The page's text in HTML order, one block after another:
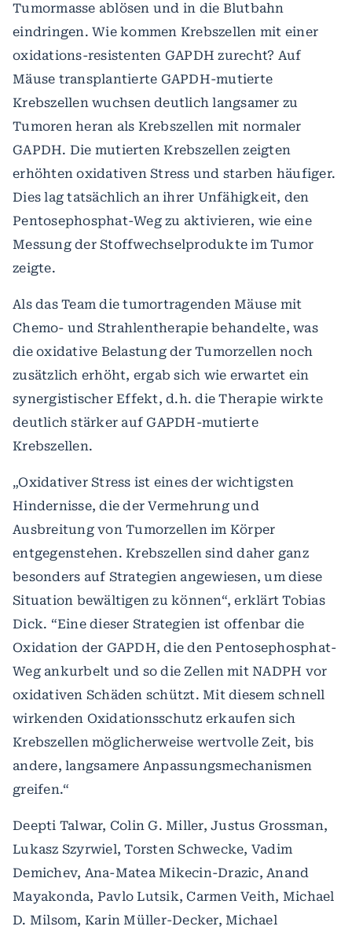
Tumormasse ablösen und in die Blutbahn
eindringen. Wie kommen Krebszellen mit einer
oxidations-resistenten GAPDH zurecht? Auf
Mäuse transplantierte GAPDH-mutierte
Krebszellen wuchsen deutlich langsamer zu
Tumoren heran als Krebszellen mit normaler
GAPDH. Die mutierten Krebszellen zeigten
erhöhten oxidativen Stress und starben häufiger.
Dies lag tatsächlich an ihrer Unfähigkeit, den
Pentosephosphat-Weg zu aktivieren, wie eine
Messung der Stoffwechselprodukte im Tumor
zeigte.
Als das Team die tumortragenden Mäuse mit
Chemo- und Strahlentherapie behandelte, was
die oxidative Belastung der Tumorzellen noch
zusätzlich erhöht, ergab sich wie erwartet ein
synergistischer Effekt, d.h. die Therapie wirkte
deutlich stärker auf GAPDH-mutierte
Krebszellen.
„Oxidativer Stress ist eines der wichtigsten
Hindernisse, die der Vermehrung und
Ausbreitung von Tumorzellen im Körper
entgegenstehen. Krebszellen sind daher ganz
besonders auf Strategien angewiesen, um diese
Situation bewältigen zu können“, erklärt Tobias
Dick. “Eine dieser Strategien ist offenbar die
Oxidation der GAPDH, die den Pentosephosphat-
Weg ankurbelt und so die Zellen mit NADPH vor
oxidativen Schäden schützt. Mit diesem schnell
wirkenden Oxidationsschutz erkaufen sich
Krebszellen möglicherweise wertvolle Zeit, bis
andere, langsamere Anpassungsmechanismen
greifen.“
Deepti Talwar, Colin G. Miller, Justus Grossman,
Lukasz Szyrwiel, Torsten Schwecke, Vadim
Demichev, Ana-Matea Mikecin-Drazic, Anand
Mayakonda, Pavlo Lutsik, Carmen Veith, Michael
D. Milsom, Karin Müller-Decker, Michael